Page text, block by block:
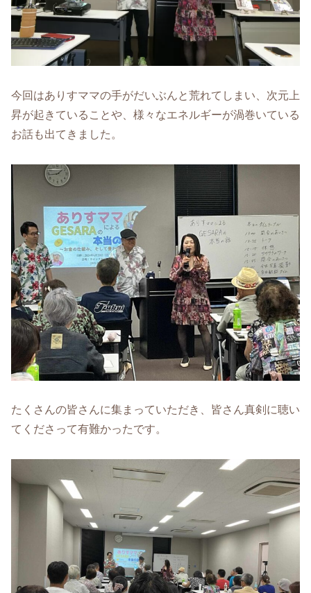
今回はありすママの手がだいぶんと荒れてしまい、次元上
昇が起きていることや、様々なエネルギーが渦巻いている
お話も出てきました。
たくさんの皆さんに集まっていただき、皆さん真剣に聴い
てくださって有難かったです。